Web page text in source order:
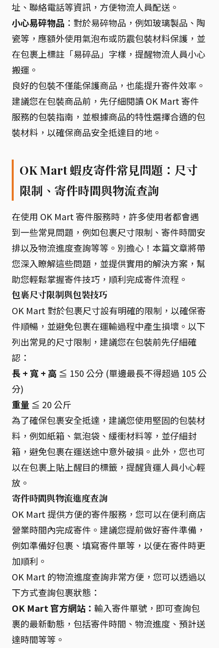
址、聯絡電話等資訊，方便物流人員配送。
小心易碎物品 ：對於易碎物品，例如玻璃製品、陶
瓷等，應額外使用氣泡布或防震包裝材料保護，並
在包裹上標註「易碎品」字樣，提醒物流人員小心
搬運。
良好的包裝不僅能保護商品，也能提升寄件效率。
建議您在包裝商品前，先仔細閱讀 OK Mart 寄件
服務的包裝指南，並根據商品的特性選擇合適的包
裝材料，以確保商品安全抵達目的地。
OK Mart 蝦皮寄件常見問題：尺寸
限制、寄件時間與物流查詢
在使用 OK Mart 寄件服務時，許多使用者都會遇
到一些常見問題，例如包裹尺寸限制、寄件時間安
排以及物流進度查詢等等。別擔心！本篇文章將帶
您深入瞭解這些問題，並提供實用的解決方案，幫
助您輕鬆掌握寄件技巧，順利完成寄件流程。
包裹尺寸限制與包裝技巧
OK Mart 對於包裹尺寸設有明確的限制，以確保寄
件順暢，並避免包裹在運輸過程中產生損壞。以下
列出常見的尺寸限制，建議您在包裝前先仔細確
認：
長 + 寬 + 高 ≦ 150 公分 (單邊最長不得超過 105 公
分)
重量 ≦ 20 公斤
為了確保包裹安全抵達，建議您使用堅固的包裝材
料，例如紙箱、氣泡袋、緩衝材料等，並仔細封
箱，避免包裹在運送途中意外破損。此外，您也可
以在包裹上貼上醒目的標籤，提醒貨運人員小心輕
放。
寄件時間與物流進度查詢
OK Mart 提供方便的寄件服務，您可以在便利商店
營業時間內完成寄件。建議您提前做好寄件準備，
例如準備好包裹、填寫寄件單等，以便在寄件時更
加順利。
OK Mart 的物流進度查詢非常方便，您可以透過以
下方式查詢包裹狀態：
OK Mart 官方網站： 輸入寄件單號，即可查詢包
裹的最新動態，包括寄件時間、物流進度、預計送
達時間等等。